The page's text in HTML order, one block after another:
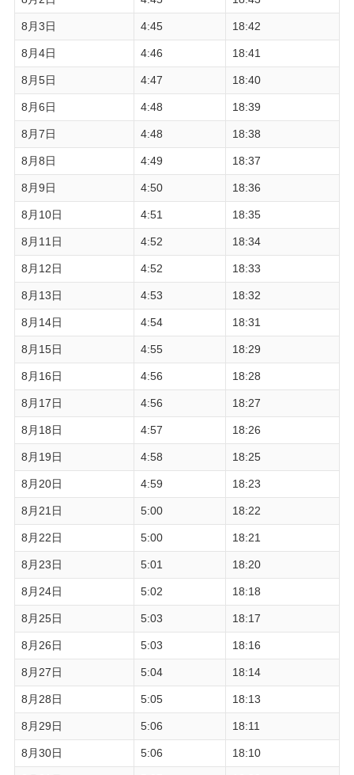
8月3日 4:45 18:42
8月4日 4:46 18:41
8月5日 4:47 18:40
8月6日 4:48 18:39
8月7日 4:48 18:38
8月8日 4:49 18:37
8月9日 4:50 18:36
8月10日 4:51 18:35
8月11日 4:52 18:34
8月12日 4:52 18:33
8月13日 4:53 18:32
8月14日 4:54 18:31
8月15日 4:55 18:29
8月16日 4:56 18:28
8月17日 4:56 18:27
8月18日 4:57 18:26
8月19日 4:58 18:25
8月20日 4:59 18:23
8月21日 5:00 18:22
8月22日 5:00 18:21
8月23日 5:01 18:20
8月24日 5:02 18:18
8月25日 5:03 18:17
8月26日 5:03 18:16
8月27日 5:04 18:14
8月28日 5:05 18:13
8月29日 5:06 18:11
8月30日 5:06 18:10